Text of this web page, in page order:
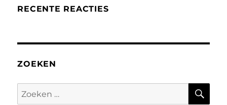
RECENTE REACTIES
ZOEKEN
Zoeken